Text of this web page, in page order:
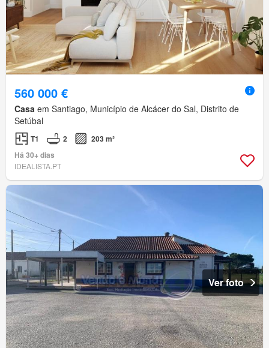
560 000 €
Casa em Santiago, Município de Alcácer do Sal, Distrito de
Setúbal
T1 2
203 m²
Há 30+ dias
IDEALISTA.PT
Ver foto